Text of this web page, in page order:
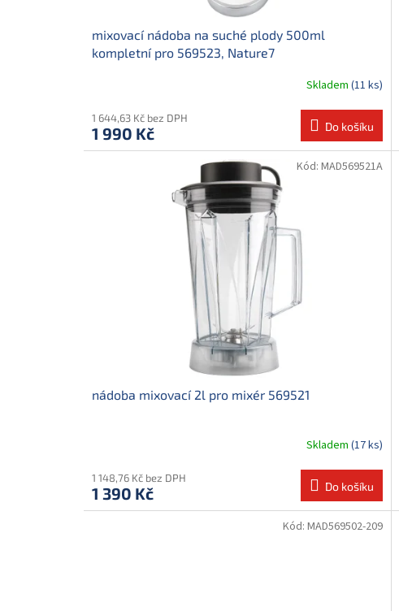
mixovací nádoba na suché plody 500ml
kompletní pro 569523, Nature7
Skladem(11 ks)
1 644,63 Kč bez DPH
1 990 Kč Do košíku
nádoba mixovací 2l pro mixér 569521
Skladem(17 ks)
1 148,76 Kč bez DPH
1 390 Kč Do košíku
Kód:MAD569521A
Kód:MAD569502-209